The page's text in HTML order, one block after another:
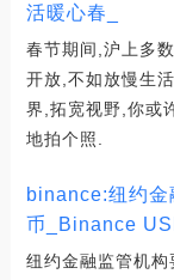
活暖心春_
春节期间,沪上多
开放,不如放慢生
界,拓宽视野,你或
地拍个照.
binance:纽约
币_Binance
纽约金融监管机